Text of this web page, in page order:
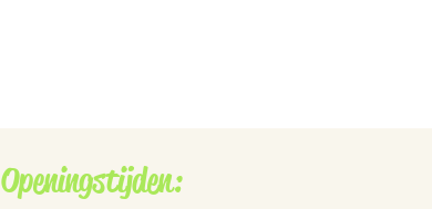
Openingstijden: